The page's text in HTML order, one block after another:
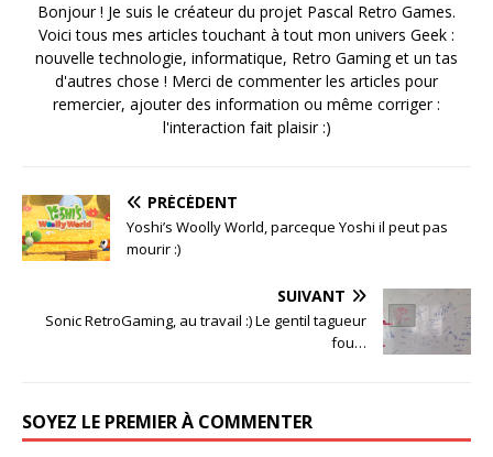
Bonjour ! Je suis le créateur du projet Pascal Retro Games.
Voici tous mes articles touchant à tout mon univers Geek :
nouvelle technologie, informatique, Retro Gaming et un tas
d'autres chose ! Merci de commenter les articles pour
remercier, ajouter des information ou même corriger :
l'interaction fait plaisir :)
PRÉCÉDENT
Yoshi’s Woolly World, parceque Yoshi il peut pas
mourir :)
SUIVANT
Sonic RetroGaming, au travail :) Le gentil tagueur
fou…
SOYEZ LE PREMIER À COMMENTER